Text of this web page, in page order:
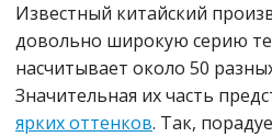
Известный китайский
довольно широкую серию
насчитывает около 50
Значительная их часть
ярких оттенков. Так,